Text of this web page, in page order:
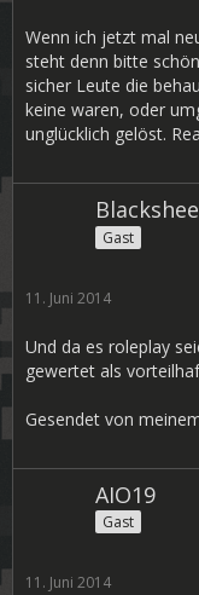
Wenn ich jetzt mal
steht denn bitte
sicher Leute die
keine waren, oder
unglücklich gelöst.
Gast
11. Juni 2014
Und da es roleplay
gewertet als
Gesendet von
AIO19
Gast
11. Juni 2014